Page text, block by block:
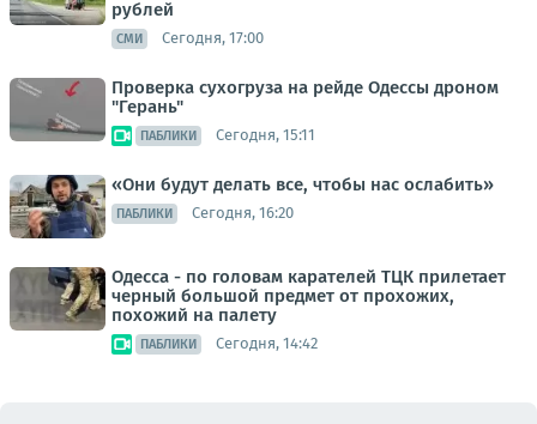
рублей
СМИ Сегодня, 17:00
Проверка сухогруза на рейде Одессы дроном
"Герань"
ПАБЛИКИ Сегодня, 15:11
«Они будут делать все, чтобы нас ослабить»
ПАБЛИКИ Сегодня, 16:20
Одесса - по головам карателей ТЦК прилетает
черный большой предмет от прохожих,
похожий на палету
ПАБЛИКИ Сегодня, 14:42